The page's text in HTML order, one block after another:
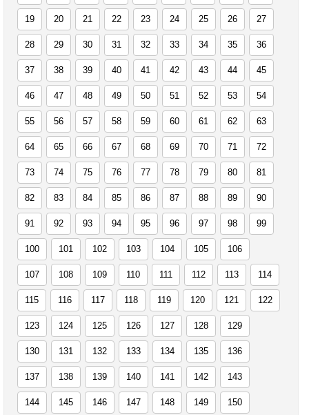
19 20 21 22 23 24 25 26 27
28 29 30 31 32 33 34 35 36
37 38 39 40 41 42 43 44 45
46 47 48 49 50 51 52 53 54
55 56 57 58 59 60 61 62 63
64 65 66 67 68 69 70 71 72
73 74 75 76 77 78 79 80 81
82 83 84 85 86 87 88 89 90
91 92 93 94 95 96 97 98 99
100 101 102 103 104 105 106
107 108 109 110 111 112 113 114
115 116 117 118 119 120 121 122
123 124 125 126 127 128 129
130 131 132 133 134 135 136
137 138 139 140 141 142 143
144 145 146 147 148 149 150